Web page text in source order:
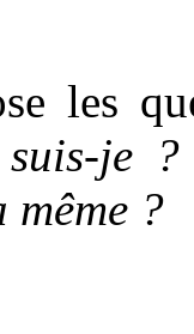
les
je ?
?